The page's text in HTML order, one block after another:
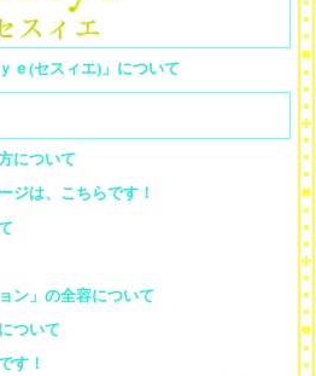
ｅ(セスィエ)」について
について
ジは、こちらです！
ン」の全容について
ついて
す！